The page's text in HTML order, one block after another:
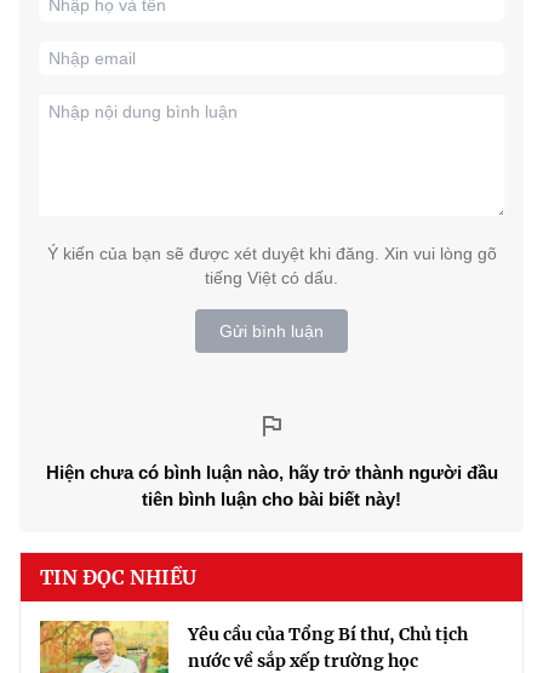
Ý kiến của bạn sẽ được xét duyệt khi đăng. Xin vui lòng gõ
tiếng Việt có dấu.
Gửi bình luận
Hiện chưa có bình luận nào, hãy trở thành người đầu
tiên bình luận cho bài biết này!
TIN ĐỌC NHIỀU
Yêu cầu của Tổng Bí thư, Chủ tịch
nước về sắp xếp trường học